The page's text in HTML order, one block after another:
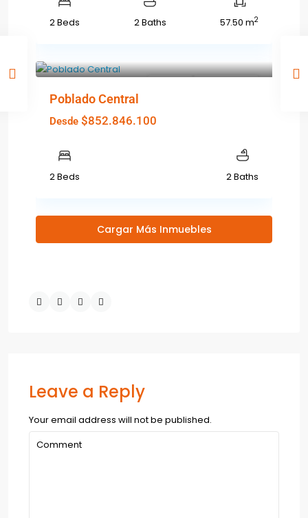
2 Beds 2 Baths 57.50 m2
Poblado Central
Desde $852.846.100
2 Beds 2 Baths
Cargar Más Inmuebles
Leave a Reply
Your email address will not be published.